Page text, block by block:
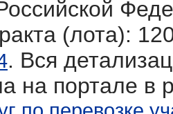
(лота):
. Вся
на портале в